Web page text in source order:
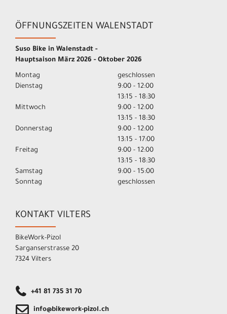
ÖFFNUNGSZEITEN WALENSTADT
Suso Bike in Walenstadt -
Hauptsaison März 2026 - Oktober 2026
Montag
geschlossen
Dienstag
9:00 - 12:00
13:15 - 18:30
Mittwoch
9:00 - 12:00
13:15 - 18:30
Donnerstag
9:00 - 12:00
13:15 - 17:00
Freitag
9:00 - 12:00
13:15 - 18:30
Samstag
9:00 - 15:00
Sonntag
geschlossen
KONTAKT VILTERS
BikeWork-Pizol
Sarganserstrasse 20
7324 Vilters
+41 81 735 31 70
info@bikework-pizol.ch